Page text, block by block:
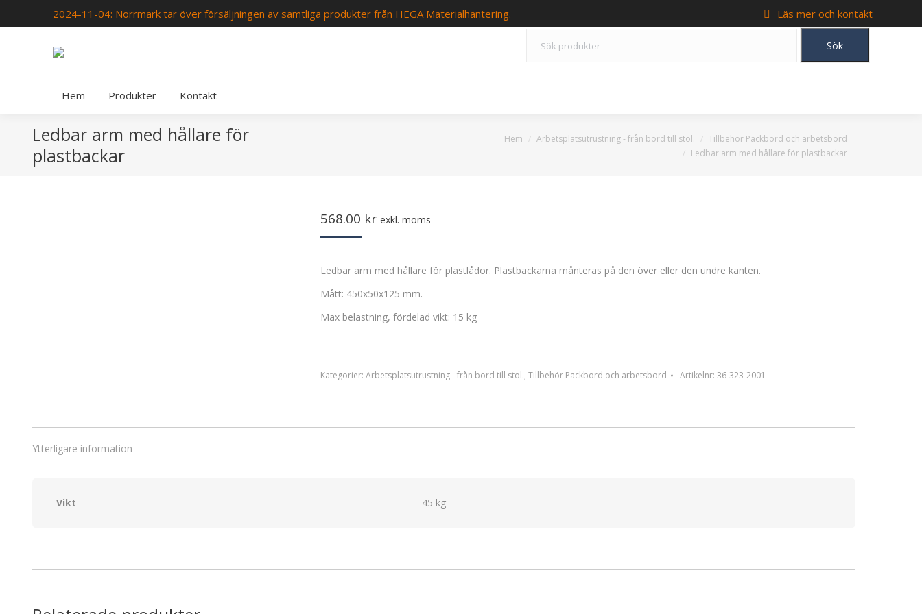
2024-11-04: Norrmark tar över försäljningen av samtliga produkter från HEGA Materialhantering. Läs mer och kontakt
Hem Produkter Kontakt
Ledbar arm med hållare för
plastbackar
Hem Arbetsplatsutrustning - från bord till stol.
Tillbehör Packbord och arbetsbord
Ledbar arm med hållare för plastbackar
568.00 kr exkl. moms
Ledbar arm med hållare för plastlådor. Plastbackarna månteras på den över eller den undre kanten.
Mått: 450x50x125 mm.
Max belastning, fördelad vikt: 15 kg
Kategorier: Arbetsplatsutrustning - från bord till stol., Tillbehör Packbord och arbetsbord Artikelnr: 36-323-2001
Ytterligare information
Vikt 45 kg